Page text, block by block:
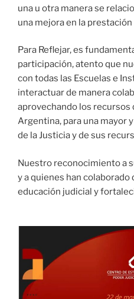
una u otra manera se
una mejora en la
Para Reflejar, es
participación, atento que
con todas las Escuelas e
interactuar de manera
aprovechando los recursos
Argentina, para una mayor
de la Justicia y de sus
Nuestro reconocimiento a
y a quienes han
educación judicial y